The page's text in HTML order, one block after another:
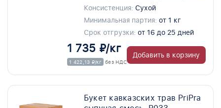
Консистенция: Сухой
Минимальная партия: от 1 кг
Срок отгрузки: от 16 до 25 дней
1 735 ₽/кг
1 422,13 ₽/кг без НДС
Добавить в корзину
Букет кавказских трав PriPra